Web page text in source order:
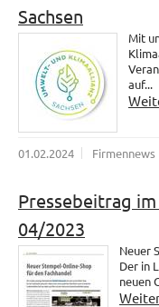
Sachsen
Mit
auf...
01.02.2024 Firmennews
Pressebeitrag
04/2023
Neuer
Der in
neuen